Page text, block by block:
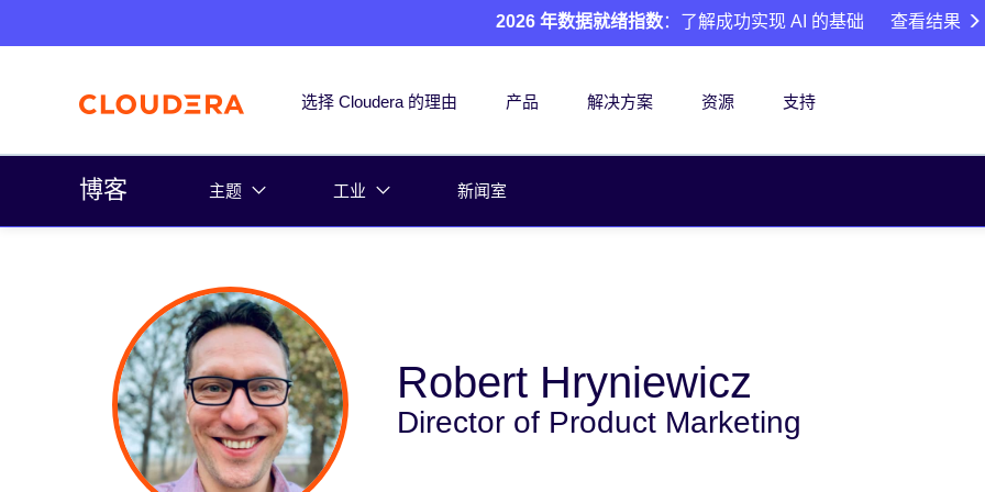
2026 年数据就绪指数：了解成功实现 AI 的基础 查看结果
选择 Cloudera 的理由 产品 解决方案 资源 支持
博客 主题 工业 新闻室
Robert Hryniewicz
Director of Product Marketing